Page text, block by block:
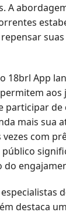
A
18brl App
participar de
mais sua
com
do
destaca